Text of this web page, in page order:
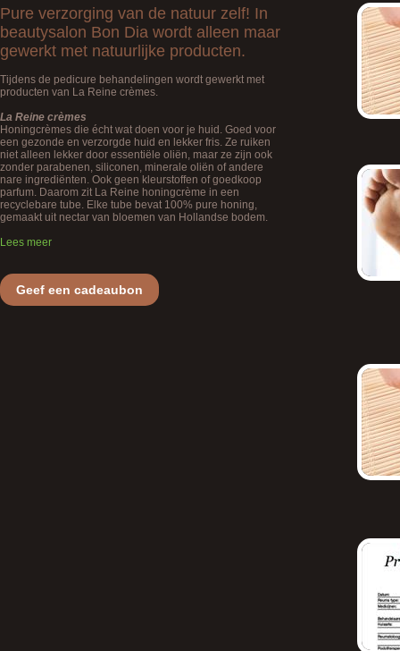
Pure verzorging van de natuur zelf! In
beautysalon Bon Dia wordt alleen maar
gewerkt met natuurlijke producten.
Tijdens de pedicure behandelingen wordt gewerkt met
producten van La Reine crèmes.
La Reine crèmes
Honingcrèmes die écht wat doen voor je huid. Goed voor
een gezonde en verzorgde huid en lekker fris. Ze ruiken
niet alleen lekker door essentiële oliën, maar ze zijn ook
zonder parabenen, siliconen, minerale oliën of andere
nare ingrediënten. Ook geen kleurstoffen of goedkoop
parfum. Daarom zit La Reine honingcrème in een
recyclebare tube. Elke tube bevat 100% pure honing,
gemaakt uit nectar van bloemen van Hollandse bodem.
Lees meer
Geef een cadeaubon